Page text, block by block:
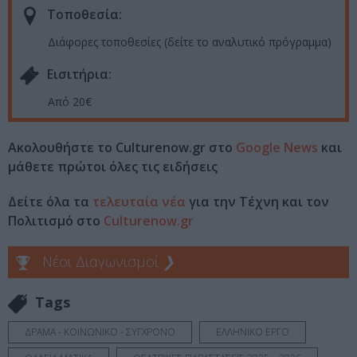
Τοποθεσία:
Διάφορες τοποθεσίες (δείτε το αναλυτικό πρόγραμμα)
Eισιτήρια:
Από 20€
Ακολουθήστε το Culturenow.gr στο Google News και
μάθετε πρώτοι όλες τις ειδήσεις
Δείτε όλα τα τελευταία νέα για την Τέχνη και τον
Πολιτισμό στο Culturenow.gr
Νέοι Διαγωνισμοί ❯
Tags
ΔΡΑΜΑ - ΚΟΙΝΩΝΙΚΟ - ΣΥΓΧΡΟΝΟ
ΕΛΛΗΝΙΚΟ ΕΡΓΟ